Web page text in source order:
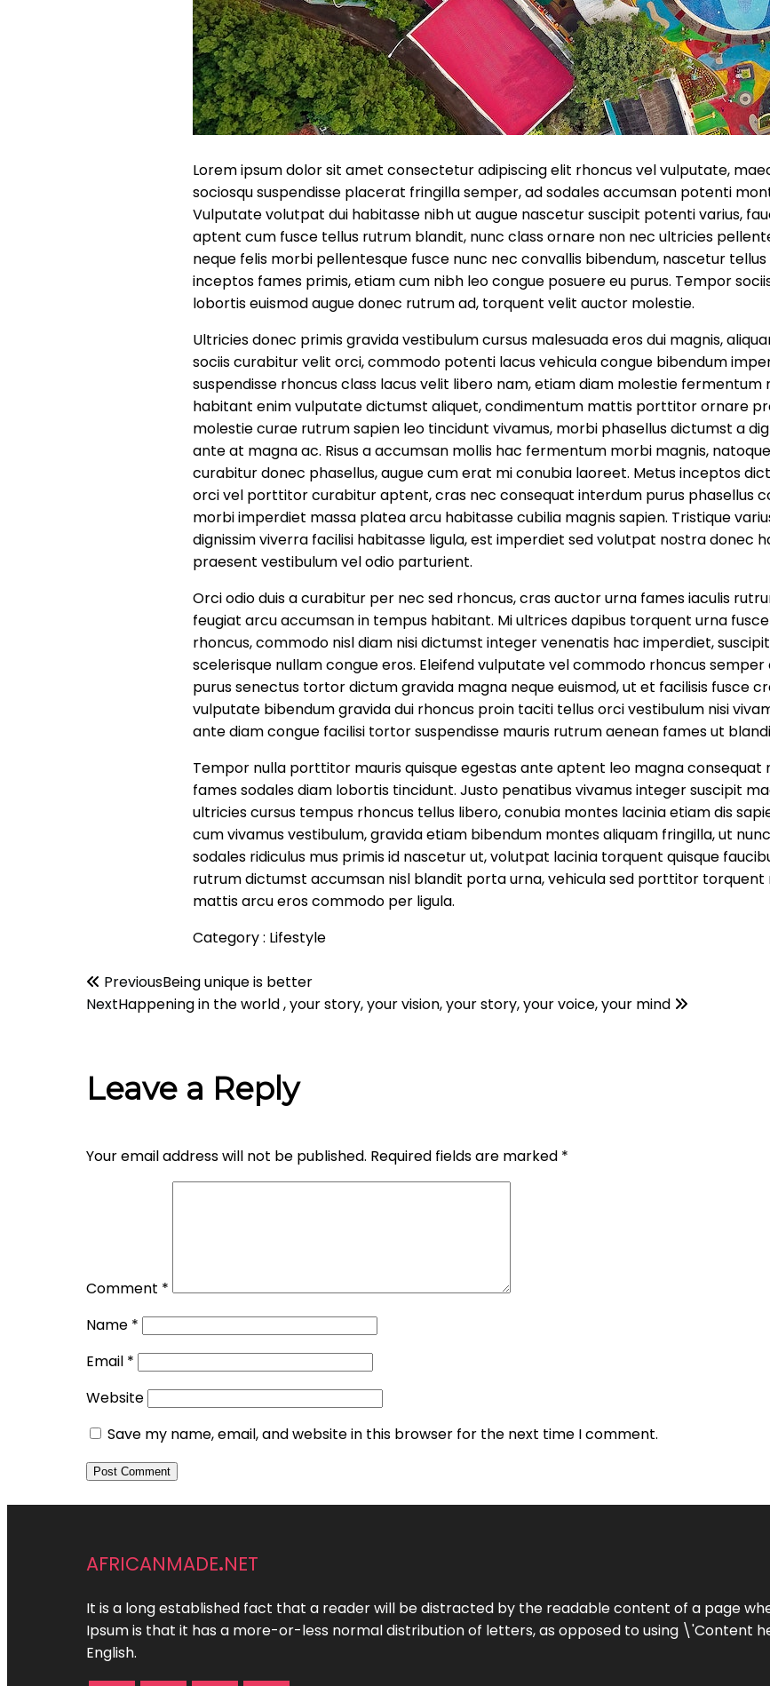
Lorem ipsum dolor sit amet consectetur adipiscing elit rhoncus vel vulputate,
sociosqu suspendisse placerat fringilla semper, ad sodales accumsan potenti
Vulputate volutpat dui habitasse nibh ut augue nascetur suscipit potenti varius,
aptent cum fusce tellus rutrum blandit, nunc class ornare non nec ultricies
neque felis morbi pellentesque fusce nunc nec convallis bibendum, nascetur
inceptos fames primis, etiam cum nibh leo congue posuere eu purus. Tempor
lobortis euismod augue donec rutrum ad, torquent velit auctor molestie.
Ultricies donec primis gravida vestibulum cursus malesuada eros dui magnis,
sociis curabitur velit orci, commodo potenti lacus vehicula congue bibendum
suspendisse rhoncus class lacus velit libero nam, etiam diam molestie fermentum
habitant enim vulputate dictumst aliquet, condimentum mattis porttitor ornare
molestie curae rutrum sapien leo tincidunt vivamus, morbi phasellus dictumst a
ante at magna ac. Risus a accumsan mollis hac fermentum morbi magnis,
curabitur donec phasellus, augue cum erat mi conubia laoreet. Metus inceptos
orci vel porttitor curabitur aptent, cras nec consequat interdum purus phasellus
morbi imperdiet massa platea arcu habitasse cubilia magnis sapien. Tristique
dignissim viverra facilisi habitasse ligula, est imperdiet sed volutpat nostra donec
praesent vestibulum vel odio parturient.
Orci odio duis a curabitur per nec sed rhoncus, cras auctor urna fames iaculis
feugiat arcu accumsan in tempus habitant. Mi ultrices dapibus torquent urna
rhoncus, commodo nisl diam nisi dictumst integer venenatis hac imperdiet,
scelerisque nullam congue eros. Eleifend vulputate vel commodo rhoncus semper
purus senectus tortor dictum gravida magna neque euismod, ut et facilisis fusce
vulputate bibendum gravida dui rhoncus proin taciti tellus orci vestibulum nisi
ante diam congue facilisi tortor suspendisse mauris rutrum aenean fames ut
Tempor nulla porttitor mauris quisque egestas ante aptent leo magna consequat
fames sodales diam lobortis tincidunt. Justo penatibus vivamus integer suscipit
ultricies cursus tempus rhoncus tellus libero, conubia montes lacinia etiam dis
cum vivamus vestibulum, gravida etiam bibendum montes aliquam fringilla, ut
sodales ridiculus mus primis id nascetur ut, volutpat lacinia torquent quisque
rutrum dictumst accumsan nisl blandit porta urna, vehicula sed porttitor
mattis arcu eros commodo per ligula.
Category : Lifestyle
PreviousBeing unique is better
NextHappening in the world , your story, your vision, your story, your voice, your mind
Leave a Reply
Your email address will not be published. Required fields are marked *
Comment *
Name *
Email *
Website
Save my name, email, and website in this browser for the next time I comment.
africanmade.net
It is a long established fact that a reader will be distracted by the readable content of a page
Ipsum is that it has a more-or-less normal distribution of letters, as opposed to using \'Content
English.